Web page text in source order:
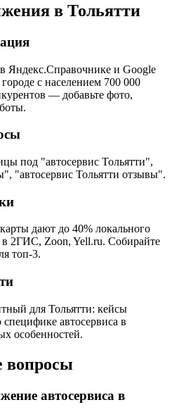
в Тольятти
Яндекс.Справочнике и Google
с населением 700 000
— добавьте фото,
под "автосервис Тольятти",
"автосервис Тольятти отзывы".
дают до 40% локального
в 2ГИС, Zoon, Yell.ru. Собирайте
топ-3.
для Тольятти: кейсы
специфике автосервиса в
особенностей.
вопросы
автосервиса в